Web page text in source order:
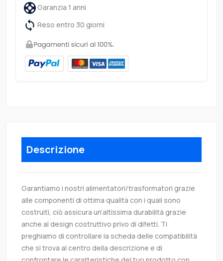
Garanzia 1 anni
Reso entro 30 giorni
Descrizione
Garantiamo i nostri alimentatori/trasformatori grazie
alle componenti di ottima qualità con i quali sono
costruiti, ciò assicura un’altissima durabilità grazie
anche al design costruttivo privo di difetti. Ti
preghiamo di controllare la scheda delle compatibilità
che si trova al centro della descrizione e di